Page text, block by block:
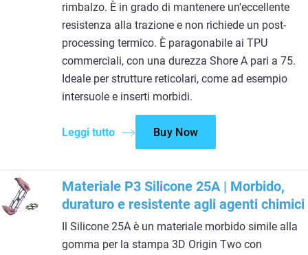
rimbalzo. È in grado di mantenere un'eccellente
resistenza alla trazione e non richiede un post-
processing termico. È paragonabile ai TPU
commerciali, con una durezza Shore A pari a 75.
Ideale per strutture reticolari, come ad esempio
intersuole e inserti morbidi.
Leggi tutto Buy Now
Materiale P3 Silicone 25A | Morbido,
duraturo e resistente agli agenti chimici
Il Silicone 25A è un materiale morbido simile alla
gomma per la stampa 3D Origin Two con